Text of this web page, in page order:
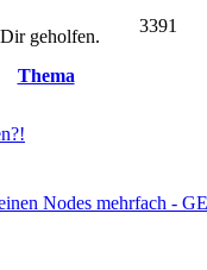
geholfen.
3391
Thema
Nodes mehrfach -